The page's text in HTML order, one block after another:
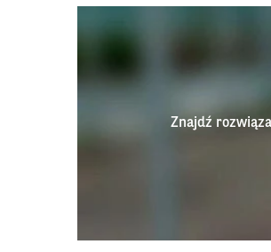
Znajdź